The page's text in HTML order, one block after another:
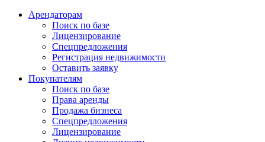
Арендаторам
Поиск по базе
Лицензирование
Спецпредложения
Регистрация недвижимости
Оставить заявку
Покупателям
Поиск по базе
Права аренды
Продажа бизнеса
Спецпредложения
Лицензирование